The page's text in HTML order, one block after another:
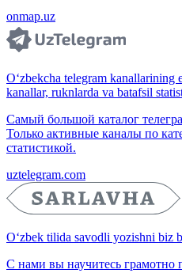
onmap.uz
O‘zbekcha telegram kanallarining
kanallar, ruknlarda va batafsil
Самый большой каталог
Только активные каналы по
статистикой.
uztelegram.com
O‘zbek tilida savodli yozishni biz
С нами вы научитесь грамотно